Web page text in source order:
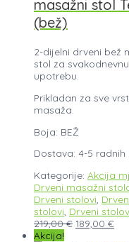
masažni stol
(bež)
2-dijelni drveni bež
stol za svakodnevnu
upotrebu.
Prikladan za sve
masaža.
Boja: BEŽ
Dostava: 4-5 radnih
Kategorije: Akcija
Drveni masažni
Drveni stolovi
stolovi Drveni
219,00€ 189,00 €
Akcija!